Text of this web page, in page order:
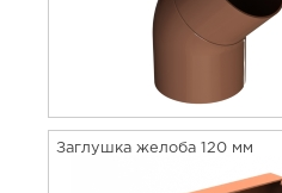
Заглушка желоба 120 мм